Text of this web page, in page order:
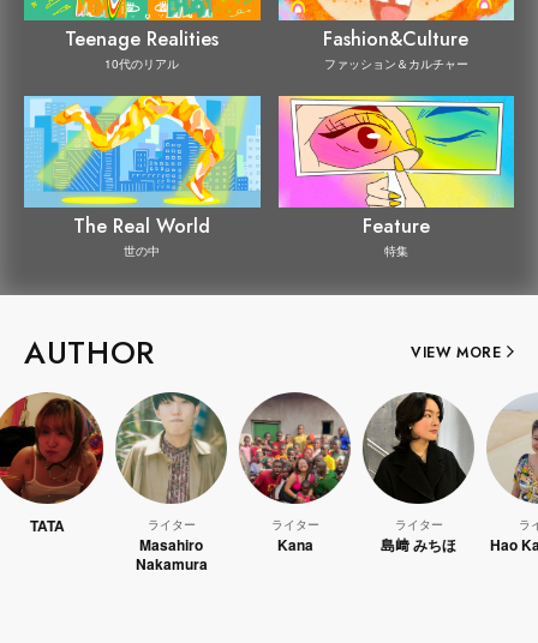
Teenage Realities
10代のリアル
Fashion&Culture
ファッション＆カルチャー
The Real World
世の中
Feature
特集
AUTHOR VIEW MORE
Masahiro
Nakamura
島﨑 みちほ Hao